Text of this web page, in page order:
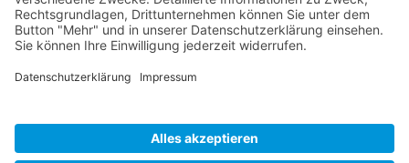
Made with ❤️by
All-on-Four Tirol: Feste Zähne an